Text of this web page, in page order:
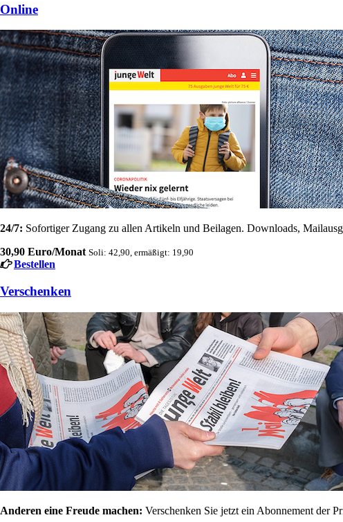
Online
24/7: Sofortiger Zugang zu allen Artikeln und Beilagen. Downloads,
30,90 Euro/Monat Soli: 42,90, ermäßigt: 19,90
Bestellen
Verschenken
Anderen eine Freude machen: Verschenken Sie jetzt ein Abonnement der